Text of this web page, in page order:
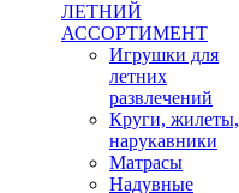
ЛЕТНИЙ
АССОРТИМЕНТ
Игрушки для
летних
развлечений
Круги, жилеты,
нарукавники
Матрасы
Надувные